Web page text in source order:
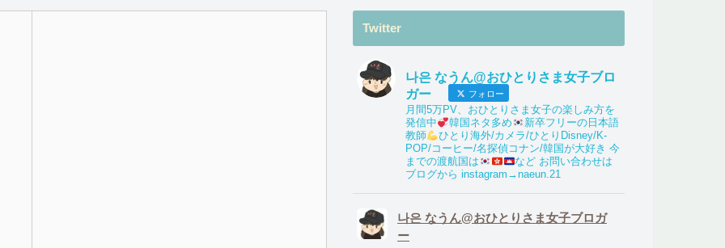
Twitter
나은 なうん@おひとりさま女子ブロ
ガー
フォロー
月間5万PV、おひとりさま女子の楽しみ方を
発信中
韓国ネタ多め
新卒フリーの日本語
教師
ひとり海外/カメラ/ひとりDisney/K-
POP/コーヒー/名探偵コナン/韓国が大好き 今
までの渡航国は
など お問い合わせは
ブログから instagram→naeun.21
나은 なうん@おひとりさま女子ブロガ
ー